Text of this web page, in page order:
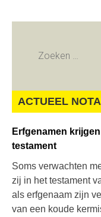
Zoeken
ACTUEEL
Erfgenamen
testament
Soms verwachten
zij in het testament
als erfgenaam zijn
van een koude